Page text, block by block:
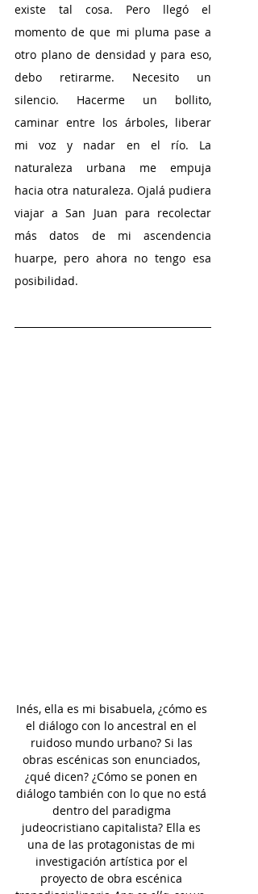
existe tal cosa. Pero llegó el
momento de que mi pluma pase a
otro plano de densidad y para eso,
debo retirarme. Necesito un
silencio. Hacerme un bollito,
caminar entre los árboles, liberar
mi voz y nadar en el río. La
naturaleza urbana me empuja
hacia otra naturaleza. Ojalá pudiera
viajar a San Juan para recolectar
más datos de mi ascendencia
huarpe, pero ahora no tengo esa
posibilidad.
Inés, ella es mi bisabuela, ¿cómo es
el diálogo con lo ancestral en el
ruidoso mundo urbano? Si las
obras escénicas son enunciados,
¿qué dicen? ¿Cómo se ponen en
diálogo también con lo que no está
dentro del paradigma
judeocristiano capitalista? Ella es
una de las protagonistas de mi
investigación artística por el
proyecto de obra escénica